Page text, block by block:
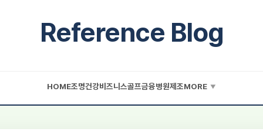
Reference Blog
HOME조명건강비즈니스골프금융병원제조MORE ▼